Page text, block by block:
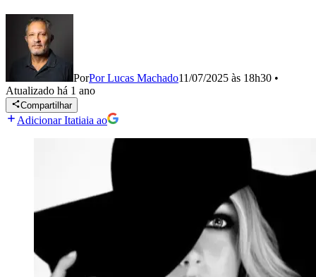
PorPor Lucas Machado11/07/2025 às 18h30 •
Atualizado há 1 ano
Compartilhar
Adicionar Itatiaia ao